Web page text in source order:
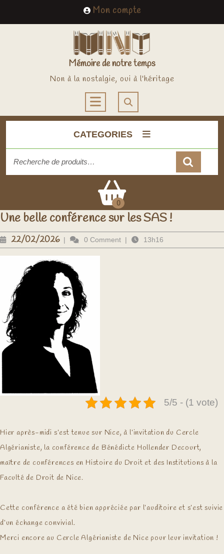
Mon compteMy
Account
Mémoire de notre temps
Non à la nostalgie, oui à l'héritage
Open
Button
CATEGORIES
pour :
0
Une belle conférence sur les SAS !
22/02/202622/02/2026
| 0 Comment | 13h16
5/5 - (1 vote)
Hier après-midi s’est tenue sur Nice, à l’invitation du Cercle
Algérianiste, la conférence de Bénédicte Hollender Decourt,
maître de conférences en Histoire du Droit et des Institutions à la
Faculté de Droit de Nice.
Cette conférence a été bien appréciée par l’auditoire et s’est suivie
d’un échange convivial.
Merci encore au Cercle Algérianiste de Nice pour leur invitation !